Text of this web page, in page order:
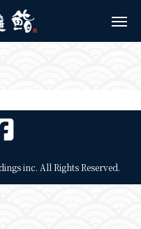
inc. All Rights Reserved.